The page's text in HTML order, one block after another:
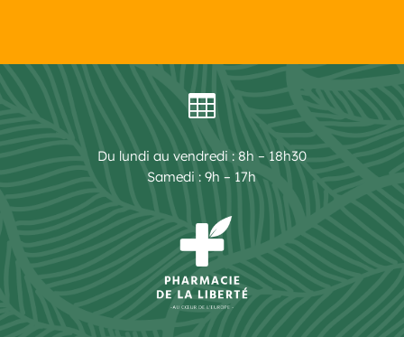

Du lundi au vendredi : 8h – 18h30
Samedi : 9h – 17h